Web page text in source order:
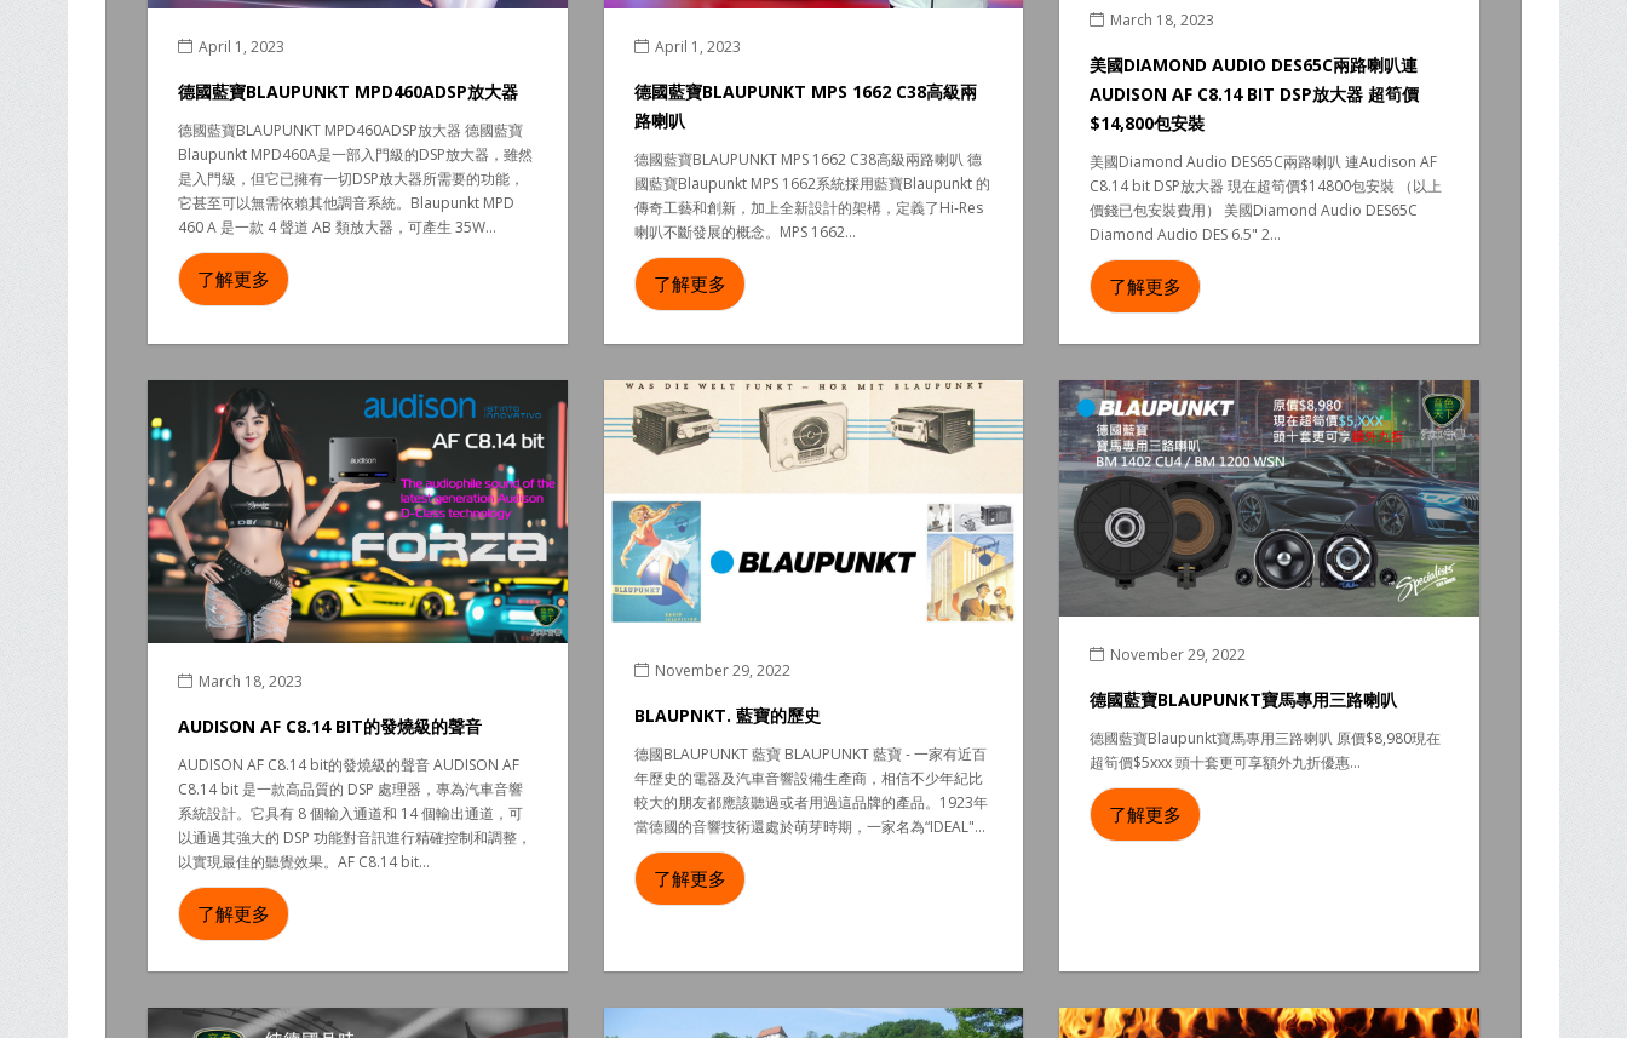
April 1, 2023
德國藍寶BLAUPUNKT MPD460ADSP放大器
德國藍寶BLAUPUNKT MPD460ADSP放大器 德國藍寶
Blaupunkt MPD460A是一部入門級的DSP放大器，雖然
是入門級，但它已擁有一切DSP放大器所需要的功能，
它甚至可以無需依賴其他調音系統。Blaupunkt MPD
460 A 是一款 4 聲道 AB 類放大器，可產生 35W...
了解更多
April 1, 2023
德國藍寶BLAUPUNKT MPS 1662 C38高級兩
路喇叭
德國藍寶BLAUPUNKT MPS 1662 C38高級兩路喇叭 德
國藍寶Blaupunkt MPS 1662系統採用藍寶Blaupunkt 的
傳奇工藝和創新，加上全新設計的架構，定義了Hi-Res
喇叭不斷發展的概念。MPS 1662...
了解更多
March 18, 2023
美國DIAMOND AUDIO DES65C兩路喇叭連
AUDISON AF C8.14 BIT DSP放大器 超筍價
$14,800包安裝
美國Diamond Audio DES65C兩路喇叭 連Audison AF
C8.14 bit DSP放大器 現在超筍價$14800包安裝 （以上
價錢已包安裝費用） 美國Diamond Audio DES65C
Diamond Audio DES 6.5" 2...
了解更多
March 18, 2023
AUDISON AF C8.14 BIT的發燒級的聲音
AUDISON AF C8.14 bit的發燒級的聲音 AUDISON AF
C8.14 bit 是一款高品質的 DSP 處理器，專為汽車音響
系統設計。它具有 8 個輸入通道和 14 個輸出通道，可
以通過其強大的 DSP 功能對音訊進行精確控制和調整，
以實現最佳的聽覺效果。AF C8.14 bit...
了解更多
November 29, 2022
BLAUPNKT. 藍寶的歷史
德國BLAUPUNKT 藍寶 BLAUPUNKT 藍寶 - 一家有近百
年歷史的電器及汽車音響設備生產商，相信不少年紀比
較大的朋友都應該聽過或者用過這品牌的產品。1923年
當德國的音響技術還處於萌芽時期，一家名為“IDEAL"...
了解更多
November 29, 2022
德國藍寶BLAUPUNKT寶馬專用三路喇叭
德國藍寶Blaupunkt寶馬專用三路喇叭 原價$8,980現在
超筍價$5xxx 頭十套更可享額外九折優惠...
了解更多